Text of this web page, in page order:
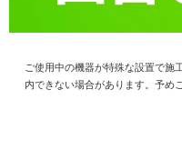
ご使用中の機器が特殊な設置で施
内できない場合があります。予め